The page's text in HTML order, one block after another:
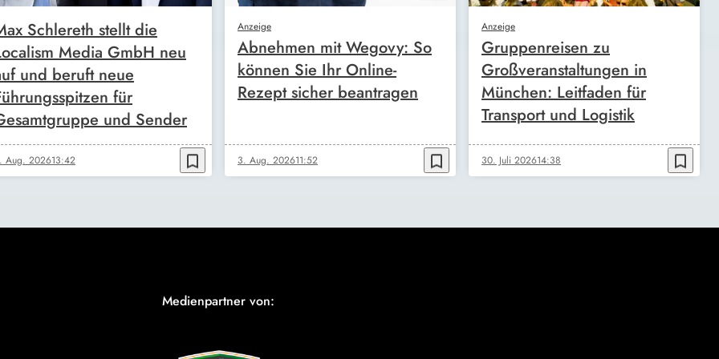
Schlereth stellt die
Media GmbH neu
und beruft neue
für
und Sender
Aug. 202613:42 bookmark_border
Anzeige
Abnehmen mit Wegovy: So
können Sie Ihr Online-
Rezept sicher beantragen
3. Aug. 202611:52 bookmark_border
Anzeige
Gruppenreisen zu
Großveranstaltungen in
München: Leitfaden für
Transport und Logistik
30. Juli 202614:38 bookmark_border
Medienpartner von: